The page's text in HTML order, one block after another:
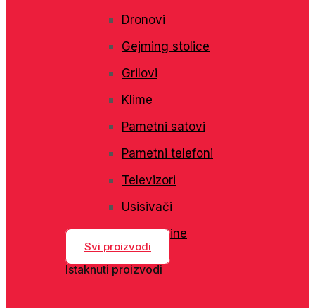
Dronovi
Gejming stolice
Grilovi
Klime
Pametni satovi
Pametni telefoni
Televizori
Usisivači
Veš mašine
Svi proizvodi
Istaknuti proizvodi